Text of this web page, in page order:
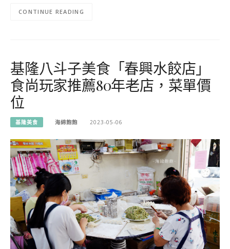
CONTINUE READING
基隆八斗子美食「春興水餃店」
食尚玩家推薦80年老店，菜單價
位
基隆美食 海綿飽飽 2023-05-06